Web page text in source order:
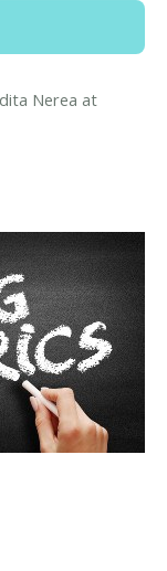
Nerea at